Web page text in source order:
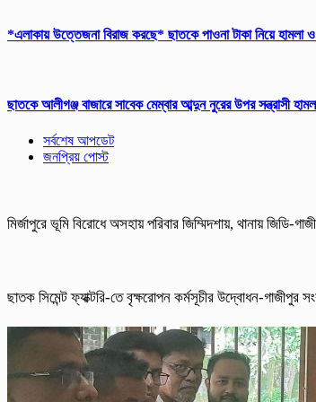
*এলাকায় উত্তেজনা বিরাজ করছে* ছাতকে পাওনা টাকা নিয়ে হামলা
ছাতকে আলীগঞ্জ বাজারে সাবেক মেম্বার আব্দুন নুরের উপর সন্ত্রাসী
সর্বশেষ আপডেট
জনপ্রিয় পোস্ট
মির্জাপুরে ভূমি বিরোধে অসহায় পরিবার জিম্মিদশায়, থানায় জিডি-
ছাতক সিমেন্ট ফ্যাক্টরি-তে বৃক্ষরোপন কর্মসূচীর উদ্বোধন-গাজীপুর